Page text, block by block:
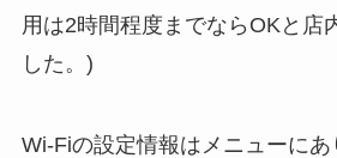
用は2時間程度までならOKと店
した。)
Wi-Fiの設定情報はメニューに